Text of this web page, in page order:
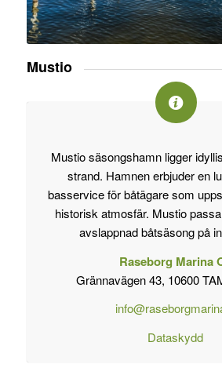
Mustio
Mustio säsongshamn ligger
strand. Hamnen erbjuder en
basservice för båtägare som
historisk atmosfär. Mustio
avslappnad båtsäsong på
Raseborg Marina
Grännavägen 43, 10600
Dataskydd